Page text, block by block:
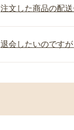
注文した商品の配
退会したいのです